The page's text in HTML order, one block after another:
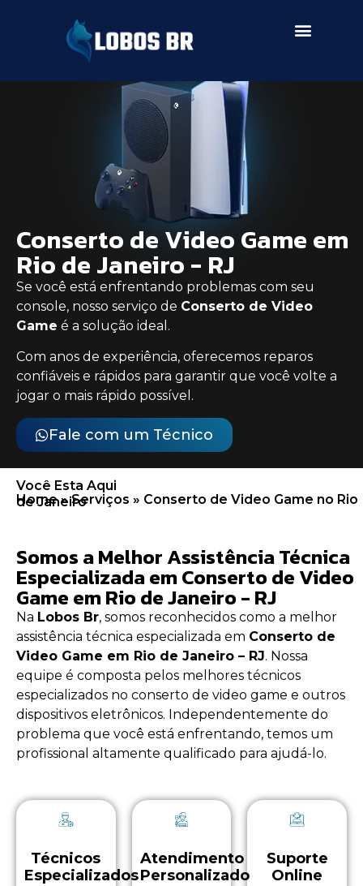
Conserto de Video Game em
Rio de Janeiro - RJ
Se você está enfrentando problemas com seu
console, nosso serviço de Conserto de Video
Game é a solução ideal.
Com anos de experiência, oferecemos reparos
confiáveis e rápidos para garantir que você volte a
jogar o mais rápido possível.
Fale com um Técnico
Você Esta Aqui
Home»Serviços » Conserto de Video Game no Rio
de Janeiro
Somos a Melhor Assistência Técnica
Especializada em Conserto de Video
Game em Rio de Janeiro - RJ
Na Lobos Br, somos reconhecidos como a melhor
assistência técnica especializada em Conserto de
Video Game em Rio de Janeiro – RJ. Nossa
equipe é composta pelos melhores técnicos
especializados no conserto de video game e outros
dispositivos eletrônicos. Independentemente do
problema que você está enfrentando, temos um
profissional altamente qualificado para ajudá-lo.
Técnicos
Especializados
Atendimento
Personalizado
Suporte
Online